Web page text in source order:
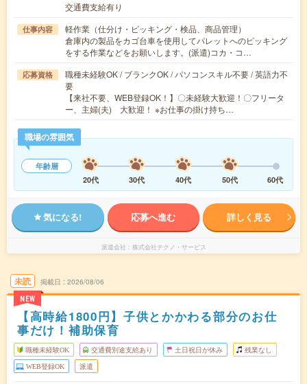
交通費支給有り
仕事内容
軽作業（仕分け・ピッキング・検品、商品管理）
倉庫内の製品をカゴ台車を使用してパレットへのピッキング
をする作業などをお願いします。(派遣)コカ・コ…
応募資格
職種未経験OK / ブランクOK / パソコンスキル不要 / 英語力不
要
【来社不要、WEB登録OK！】〇未経験大歓迎！〇フリータ
ー、主婦(夫) 大歓迎！ ※お仕事の掛け持ち…
職場の雰囲気
年齢層
20代
30代 40代 50代 60代
気になる! 応募へ進む 詳しく見る
派遣会社 株式会社テクノ・サービス
未読
NEW
掲載日 2026/08/06
【高時給1800円】子供とかかわる部分のお仕
事だけ！補助保育
職種未経験OK 交通費別途支給あり 土日祝日が休み 残業なし
WEB登録OK 派遣